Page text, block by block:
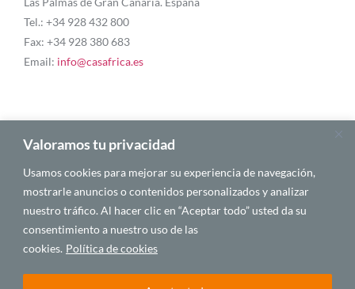
Valoramos tu privacidad
Usamos cookies para mejorar su experiencia de navegación,
mostrarle anuncios o contenidos personalizados y analizar
nuestro tráfico. Al hacer clic en “Aceptar todo” usted da su
consentimiento a nuestro uso de las
cookies. Política de cookies
Tel.: +34 928 432 800
Fax: +34 928 380 683
Email: info@casafrica.es
Blog
Quiénes somos
Autores
Español